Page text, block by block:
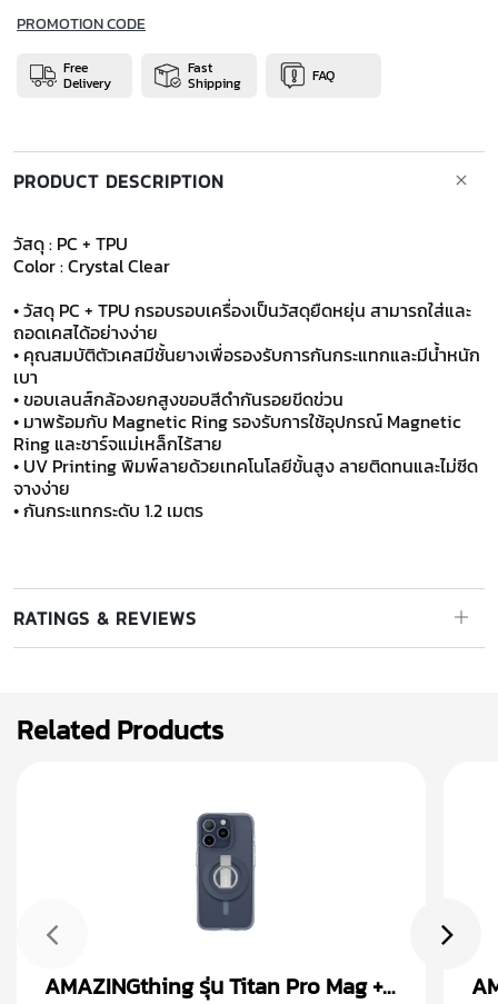
PROMOTION CODE
Free
Delivery
Fast
Shipping FAQ
PRODUCT DESCRIPTION
วัสดุ : PC + TPU
Color : Crystal Clear
• วัสดุ PC + TPU กรอบรอบเครื่องเป็นวัสดุยืดหยุ่น สามารถใส่และ
ถอดเคสได้อย่างง่าย
• คุณสมบัติตัวเคสมีชั้นยางเพื่อรองรับการกันกระแทกและมีน้ำหนัก
เบา
• ขอบเลนส์กล้องยกสูงขอบสีดำกันรอยขีดข่วน
• มาพร้อมกับ Magnetic Ring รองรับการใช้อุปกรณ์ Magnetic
Ring และชาร์จแม่เหล็กไร้สาย
• UV Printing พิมพ์ลายด้วยเทคโนโลยีขั้นสูง ลายติดทนและไม่ซีด
จางง่าย
• กันกระแทกระดับ 1.2 เมตร
RATINGS & REVIEWS
Related Products
AMAZINGthing รุ่น Titan Pro Mag +